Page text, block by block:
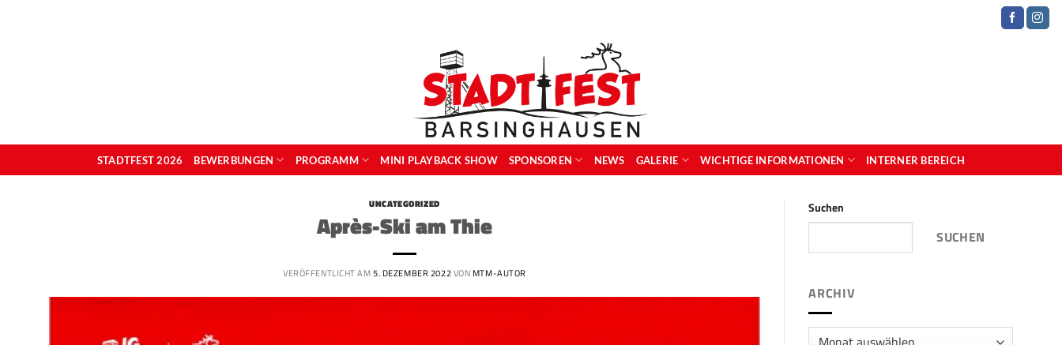
STADTFEST 2026 BEWERBUNGEN PROGRAMM MINI PLAYBACK SHOW SPONSOREN NEWS GALERIE WICHTIGE INFORMATIONEN INTERNER BEREICH
UNCATEGORIZED
Après-Ski am Thie
VERÖFFENTLICHT AM5. DEZEMBER 2022VON MTM-AUTOR
Suchen
SUCHEN
ARCHIV
Archiv